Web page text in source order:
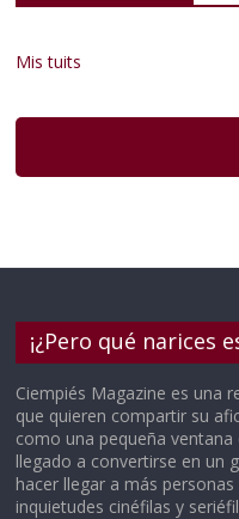
Mis tuits
¡¿Pero qué narices
Ciempiés Magazine es una
que quieren compartir su
como una pequeña
llegado a convertirse en un
hacer llegar a más
inquietudes cinéfilas y